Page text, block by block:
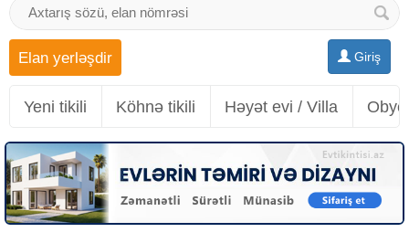
Giriş
Elan yerləşdir
Yeni tikili Köhnə tikili Həyət evi / Villa